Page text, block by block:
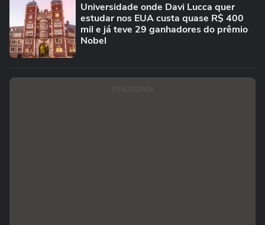
Universidade onde Davi Lucca quer
estudar nos EUA custa quase R$ 400
mil e já teve 29 ganhadores do prêmio
Nobel
PUBLICIDADE